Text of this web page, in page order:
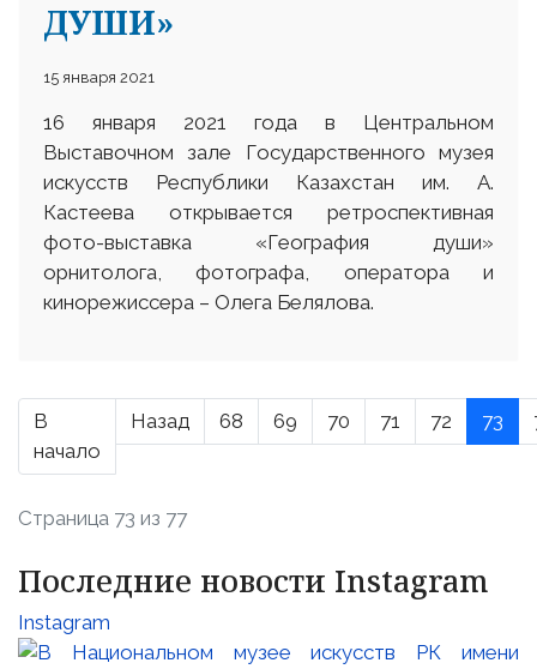
ДУШИ»
15 января 2021
16 января 2021 года в Центральном
Выставочном зале Государственного музея
искусств Республики Казахстан им. А.
Кастеева открывается ретроспективная
фото-выставка «География души»
орнитолога, фотографа, оператора и
кинорежиссера – Олега Белялова.
В
начало
Назад 68 69 70 71 72 73
Страница 73 из 77
Последние новости Instagram
Instagram